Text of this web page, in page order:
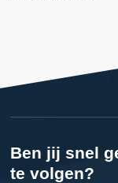
Ben jij snel
te volgen?